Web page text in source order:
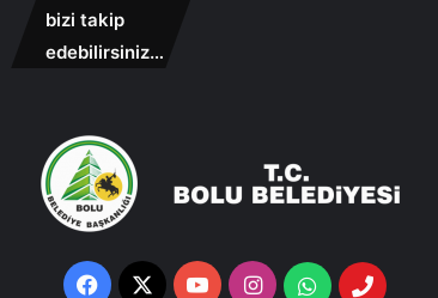
bizi takip
edebilirsiniz…
Facebook
X YouTubeInstagramWhatsappTelefon